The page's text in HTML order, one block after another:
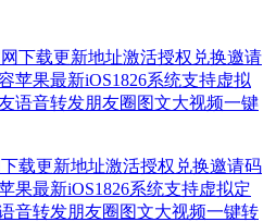
下载更新地址激活授权兑换邀请码
果最新iOS1826系统支持虚拟定
音转发朋友圈图文大视频一键转